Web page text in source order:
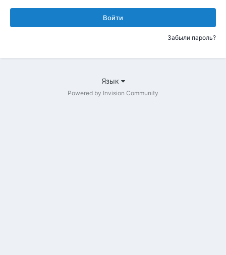
Войти
Забыли пароль?
Язык
Powered by Invision Community